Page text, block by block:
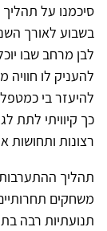
סיכמנו על
בשבוע לאורך
לבן מרחב שבו
להעניק לו
להיעזר בי
כך קיוויתי לתת
רצונות ותחושות
תהליך
משחקים
תנועתיות רבה